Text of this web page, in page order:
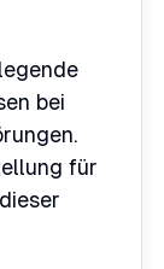
bei
für